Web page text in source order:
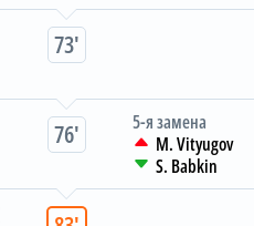
73
76
5-я замена
M. Vityugov
S. Babkin